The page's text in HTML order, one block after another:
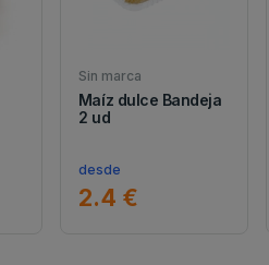
Sin marca
Maíz dulce Bandeja
2 ud
desde
2.4 €